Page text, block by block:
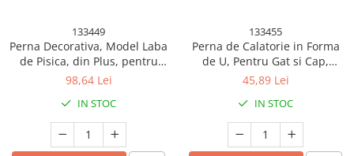
133449
Perna Decorativa, Model Laba
de Pisica, din Plus, pentru
Scaun/Canapea/Podea, 80 x
98,64 Lei
IN STOC
133455
Perna de Calatorie in Forma
de U, Pentru Gat si Cap,
Umplutura din Spuma cu
Pinguin, Accesoriu de Voiaj,
Birou, Masina, Sistem
Prindere Capse, Verde
45,89 Lei
IN STOC